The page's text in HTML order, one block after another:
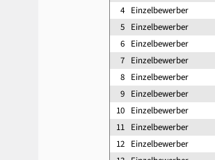
4 Einzelbewerber
5 Einzelbewerber
6 Einzelbewerber
7 Einzelbewerber
8 Einzelbewerber
9 Einzelbewerber
10 Einzelbewerber
11 Einzelbewerber
12 Einzelbewerber